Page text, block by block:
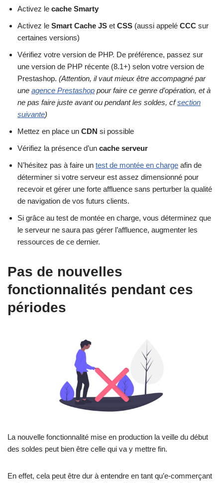
Activez le cache Smarty
Activez le Smart Cache JS et CSS (aussi appelé CCC sur
certaines versions)
Vérifiez votre version de PHP. De préférence, passez sur
une version de PHP récente (8.1+) selon votre version de
Prestashop. (Attention, il vaut mieux être accompagné par
une agence Prestashop pour faire ce genre d’opération, et à
ne pas faire juste avant ou pendant les soldes, cfsection
suivante)
Mettez en place un CDN si possible
Vérifiez la présence d’un cache serveur
N’hésitez pas à faire un test de montée en charge afin de
déterminer si votre serveur est assez dimensionné pour
recevoir et gérer une forte affluence sans perturber la qualité
de navigation de vos futurs clients.
Si grâce au test de montée en charge, vous déterminez que
le serveur ne saura pas gérer l’affluence, augmenter les
ressources de ce dernier.
Pas de nouvelles
fonctionnalités pendant ces
périodes
La nouvelle fonctionnalité mise en production la veille du début
des soldes peut bien être celle qui va y mettre fin.
En effet, cela peut être dur à entendre en tant qu’e-commerçant